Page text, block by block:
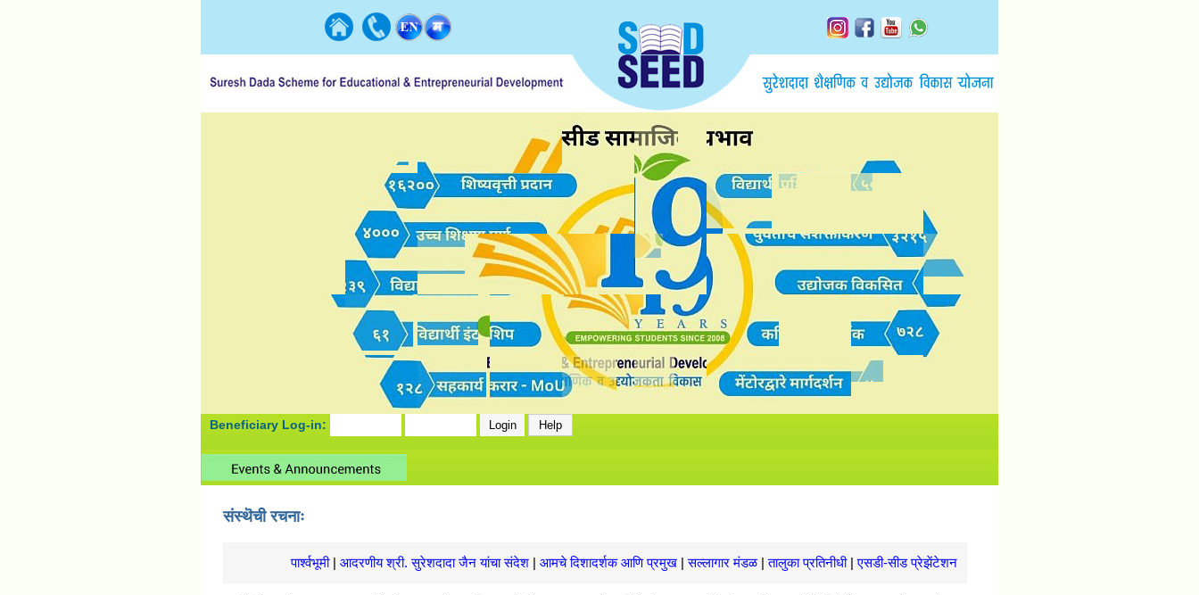
Beneficiary Log-in:
संस्थॆची रचनाः
पार्श्वभूमी| आदरणीय श्री. सुरेशदादा जैन यांचा संदेश आमचे दिशादर्शक आणि प्रमुख |सल्लागार मंडळ |तालुका प्रतिनीधी|एसडी-सीड प्रेझेंटेशन